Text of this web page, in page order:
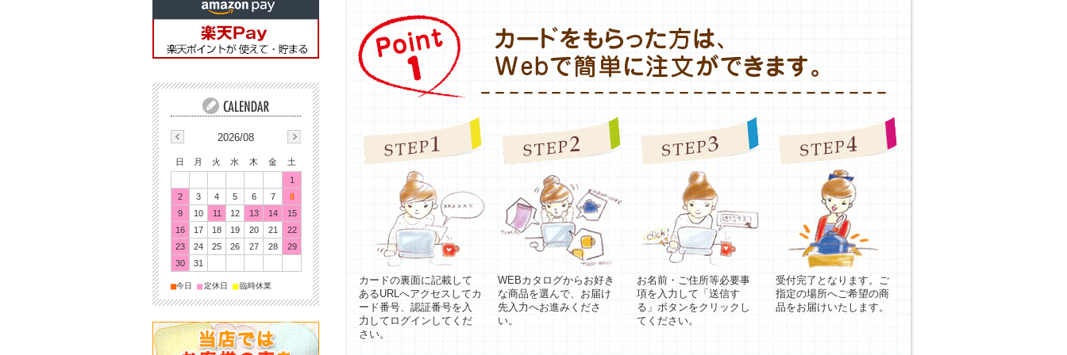
カードの裏面に記載して
あるURLへアクセスしてカ
ード番号、認証番号を入
力してログインしてくだ
さい。
WEBカタログからお好き
な商品を選んで、お届け
先入力へお進みくださ
い。
お名前・ご住所等必要事
項を入力して「送信す
る」ボタンをクリックし
てください。
受付完了となります。ご
指定の場所へご希望の商
品をお届けいたします。
2026/08
日 月 火 水 木 金
土
1
2
3 4 5 6 7
8
9
10 11 12 13 14
15
16
17 18 19 20 21
22
23
24 25 26 27 28
29
30
31
■今日 ■定休日 ■臨時休業